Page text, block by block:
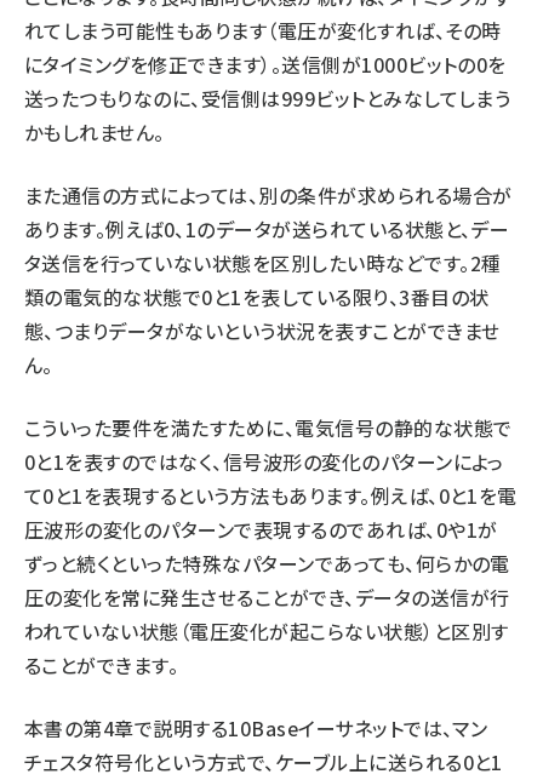
れてしまう可能性もあります（電圧が変化すれば、その時
にタイミングを修正できます）。送信側が1000ビットの0を
送ったつもりなのに、受信側は999ビットとみなしてしまう
かもしれません。
また通信の方式によっては、別の条件が求められる場合が
あります。例えば0、1のデータが送られている状態と、デー
タ送信を行っていない状態を区別したい時などです。2種
類の電気的な状態で0と1を表している限り、3番目の状
態、つまりデータがないという状況を表すことができませ
ん。
こういった要件を満たすために、電気信号の静的な状態で
0と1を表すのではなく、信号波形の変化のパターンによっ
て0と1を表現するという方法もあります。例えば、0と1を電
圧波形の変化のパターンで表現するのであれば、0や1が
ずっと続くといった特殊なパターンであっても、何らかの電
圧の変化を常に発生させることができ、データの送信が行
われていない状態（電圧変化が起こらない状態）と区別す
ることができます。
本書の第4章で説明する10Baseイーサネットでは、マン
チェスタ符号化という方式で、ケーブル上に送られる0と1